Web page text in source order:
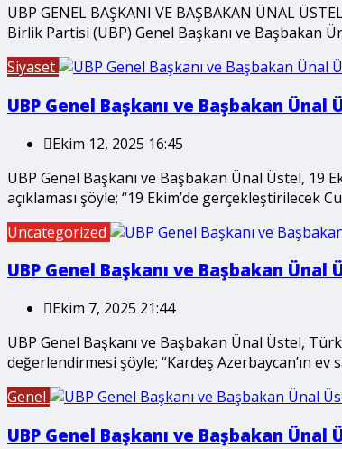
UBP GENEL BAŞKANI VE BAŞBAKAN ÜNAL
Birlik Partisi (UBP) Genel Başkanı ve Başbakan
Siyaset
UBP Genel Başkanı ve Başbakan
Ekim 12, 2025 16:45
UBP Genel Başkanı ve Başbakan Ünal Üstel, 19
açıklaması şöyle; “19 Ekim’de gerçekleştirilecek
Uncategorized
UBP Genel Başkanı ve Başbakan
Ekim 7, 2025 21:44
UBP Genel Başkanı ve Başbakan Ünal Üstel,
değerlendirmesi şöyle; “Kardeş Azerbaycan’ın
Genel
UBP Genel Başkanı ve Başbakan